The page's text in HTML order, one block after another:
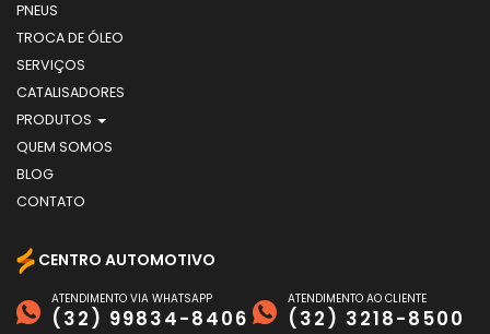
PNEUS
TROCA DE ÓLEO
SERVIÇOS
CATALISADORES
PRODUTOS
QUEM SOMOS
BLOG
CONTATO
CENTRO AUTOMOTIVO
ATENDIMENTO VIA WHATSAPP
(32) 99834-8406
ATENDIMENTO AO CLIENTE
(32) 3218-8500